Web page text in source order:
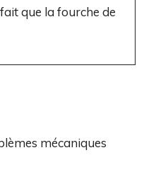
que la fourche de
mécaniques